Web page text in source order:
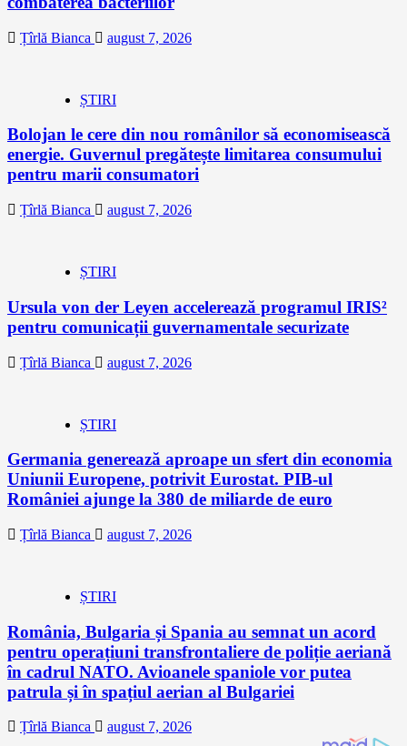
Țîrlă Bianca august 7, 2026
ȘTIRI
Bolojan le cere din nou românilor să economisească
energie. Guvernul pregătește limitarea consumului
pentru marii consumatori
Țîrlă Bianca august 7, 2026
ȘTIRI
Ursula von der Leyen accelerează programul IRIS²
pentru comunicații guvernamentale securizate
Țîrlă Bianca august 7, 2026
ȘTIRI
Germania generează aproape un sfert din economia
Uniunii Europene, potrivit Eurostat. PIB-ul
României ajunge la 380 de miliarde de euro
Țîrlă Bianca august 7, 2026
ȘTIRI
România, Bulgaria și Spania au semnat un acord
pentru operațiuni transfrontaliere de poliție aeriană
în cadrul NATO. Avioanele spaniole vor putea
patrula și în spațiul aerian al Bulgariei
Țîrlă Bianca august 7, 2026